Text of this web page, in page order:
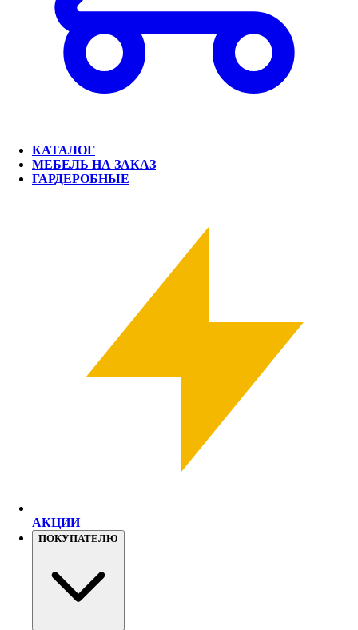
КАТАЛОГ
МЕБЕЛЬ НА ЗАКАЗ
ГАРДЕРОБНЫЕ
АКЦИИ
ПОКУПАТЕЛЮ